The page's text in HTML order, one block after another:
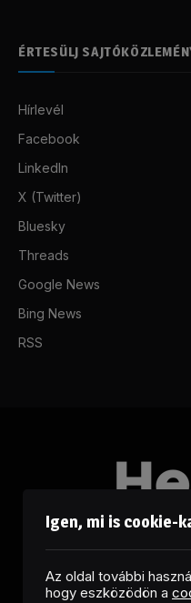
ÉRTESÜLJ
Hírlevél
Facebook
LinkedIn
X (Twitter)
Bluesky
Threads
Google News
Bing News
RSS
Igen, mi is cookie-
Az oldal további
hogy eszközödön a